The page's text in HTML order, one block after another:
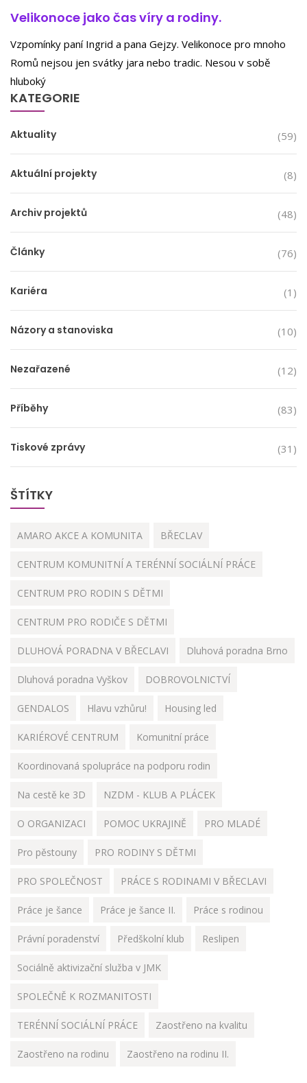
Velikonoce jako čas víry a rodiny.
Vzpomínky paní Ingrid a pana Gejzy. Velikonoce pro mnoho
Romů nejsou jen svátky jara nebo tradic. Nesou v sobě
hluboký
KATEGORIE
Aktuality (59)
Aktuální projekty (8)
Archiv projektů (48)
Články (76)
Kariéra (1)
Názory a stanoviska (10)
Nezařazené (12)
Příběhy (83)
Tiskové zprávy (31)
ŠTÍTKY
AMARO AKCE A KOMUNITA BŘECLAV
CENTRUM KOMUNITNÍ A TERÉNNÍ SOCIÁLNÍ PRÁCE
CENTRUM PRO RODIN S DĚTMI
CENTRUM PRO RODIČE S DĚTMI
DLUHOVÁ PORADNA V BŘECLAVI Dluhová poradna Brno
Dluhová poradna Vyškov DOBROVOLNICTVÍ
GENDALOS Hlavu vzhůru! Housing led
KARIÉROVÉ CENTRUM Komunitní práce
Koordinovaná spolupráce na podporu rodin
Na cestě ke 3D NZDM - KLUB A PLÁCEK
O ORGANIZACI POMOC UKRAJINĚ PRO MLADÉ
Pro pěstouny PRO RODINY S DĚTMI
PRO SPOLEČNOST PRÁCE S RODINAMI V BŘECLAVI
Práce je šance Práce je šance II. Práce s rodinou
Právní poradenství Předškolní klub Reslipen
Sociálně aktivizační služba v JMK
SPOLEČNĚ K ROZMANITOSTI
TERÉNNÍ SOCIÁLNÍ PRÁCE Zaostřeno na kvalitu
Zaostřeno na rodinu Zaostřeno na rodinu II.